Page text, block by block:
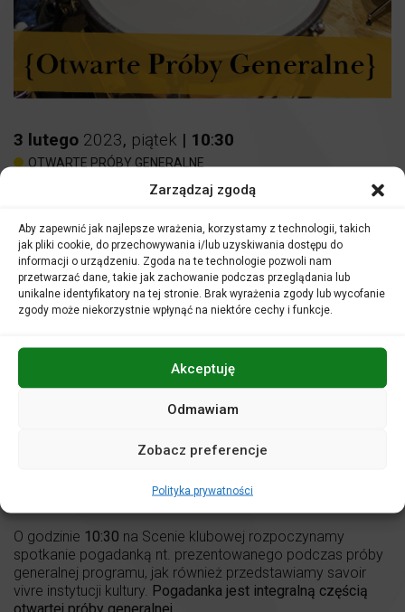
Zarządzaj zgodą
Aby zapewnić jak najlepsze wrażenia, korzystamy z technologii, takich
jak pliki cookie, do przechowywania i/lub uzyskiwania dostępu do
informacji o urządzeniu. Zgoda na te technologie pozwoli nam
przetwarzać dane, takie jak zachowanie podczas przeglądania lub
unikalne identyfikatory na tej stronie. Brak wyrażenia zgody lub wycofanie
zgody może niekorzystnie wpłynąć na niektóre cechy i funkcje.
Akceptuję
Odmawiam
Zobacz preferencje
Polityka prywatności
3 lutego 2023, piątek | 10:30
OTWARTE PRÓBY GENERALNE
Tożsamość Północy
Miejsce: Sala koncertowa
Bilety: 10 zł
nieodpłatnie.
Serdecznie zapraszamy grupy zorganizowane
spotkanie z zaproszonymi przez nas dyrygentami,
O godzinie 10:30 na Scenie klubowej rozpoczynamy
spotkanie pogadanką nt. prezentowanego podczas próby
generalnej programu, jak również przedstawiamy savoir
vivre instytucji kultury. Pogadanka jest integralną częścią